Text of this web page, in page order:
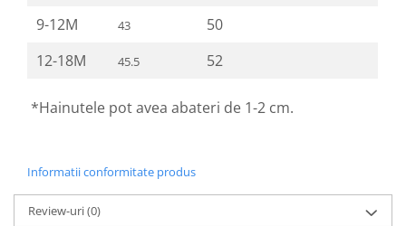
9-12M
43
50
12-18M
45.5 52
*Hainutele pot avea abateri de 1-2 cm.
Informatii conformitate produs
Review-uri(0)